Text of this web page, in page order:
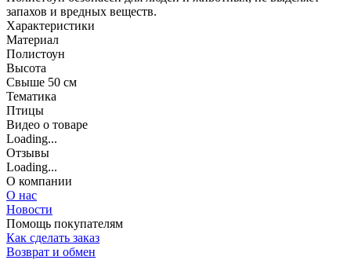
запахов и вредных веществ.
Характеристики
Материал
Полистоун
Высота
Свыше 50 см
Тематика
Птицы
Видео о товаре
Loading...
Отзывы
Loading...
О компании
О нас
Новости
Помощь покупателям
Как сделать заказ
Возврат и обмен